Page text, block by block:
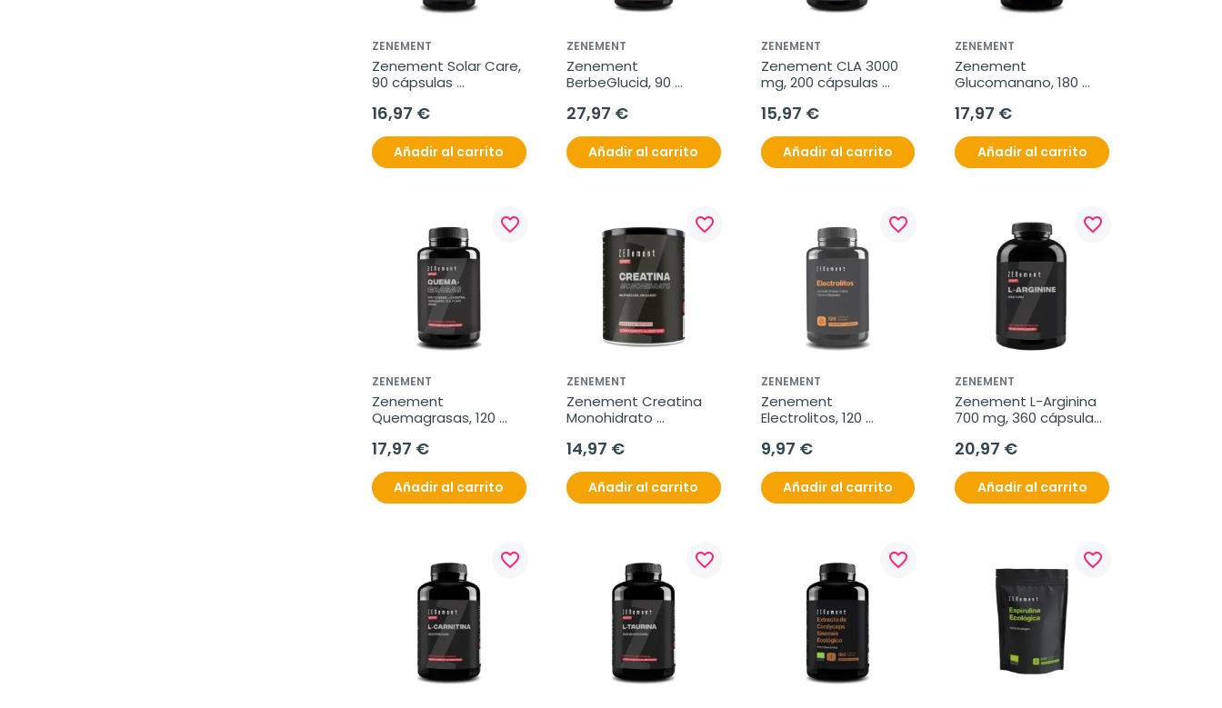
ZENEMENT
Zenement Solar Care,
90 cápsulas
16,97 €
Añadir al carrito
ZENEMENT
Zenement
BerbeGlucid, 90
27,97 €
Añadir al carrito
ZENEMENT
Zenement CLA 3000
mg, 200 cápsulas
15,97 €
Añadir al carrito
ZENEMENT
Zenement
Glucomanano, 180
17,97 €
Añadir al carrito
favorite_border
ZENEMENT
Zenement
Quemagrasas, 120
17,97 €
Añadir al carrito
favorite_border
ZENEMENT
Zenement Creatina
Monohidrato
500 g
14,97 €
Añadir al carrito
favorite_border
ZENEMENT
Zenement
Electrolitos, 120
9,97 €
Añadir al carrito
favorite_border
ZENEMENT
Zenement L-Arginina
700 mg, 360 cápsulas
20,97 €
Añadir al carrito
favorite_border favorite_border favorite_border favorite_border